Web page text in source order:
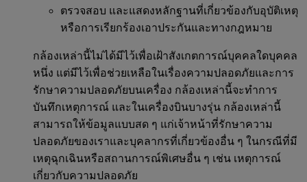
ตรวจสอบ และแสดงหลักฐานที่เกี่ยวข้องกับอุบัติเหตุ
หรือการเรียกร้องเอาประกันและทางกฎหมาย
กล้องเหล่านี้ไม่ได้มีไว้เพื่อเฝ้าสังเกตการณ์บุคคลใดบุคคล
หนึ่ง แต่มีไว้เพื่อช่วยเหลือในเรื่องความปลอดภัยและการ
รักษาความปลอดภัยบนเครื่อง กล้องเหล่านี้จะทำการ
บันทึกเหตุการณ์ และในเครื่องบินบางรุ่น กล้องเหล่านี้
สามารถให้ข้อมูลแบบสด ๆ แก่เจ้าหน้าที่รักษาความ
ปลอดภัยของเราและบุคลากรที่เกี่ยวข้องอื่น ๆ ในกรณีที่มี
เหตุฉุกเฉินหรือสถานการณ์พิเศษอื่น ๆ เช่น เหตุการณ์
เกี่ยวกับความปลอดภัย